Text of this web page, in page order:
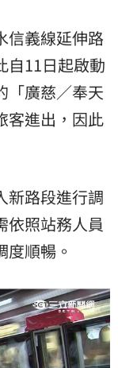
信義線延伸路
自11日起啟動
「廣慈／奉天
客進出，因此
新路段進行調
依照站務人員
順暢。